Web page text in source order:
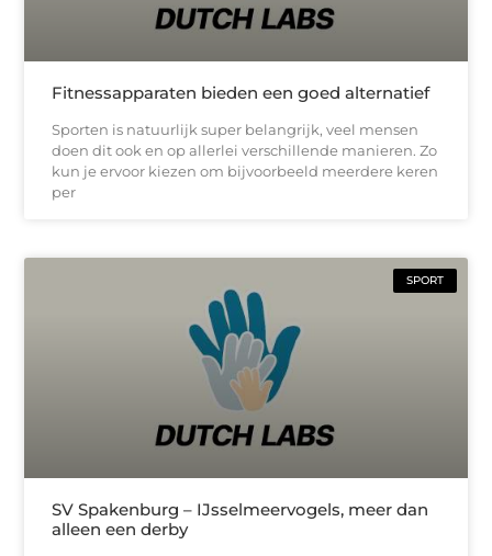
Fitnessapparaten bieden een goed alternatief
Sporten is natuurlijk super belangrijk, veel mensen
doen dit ook en op allerlei verschillende manieren. Zo
kun je ervoor kiezen om bijvoorbeeld meerdere keren
per
SPORT
SV Spakenburg – IJsselmeervogels, meer dan
alleen een derby